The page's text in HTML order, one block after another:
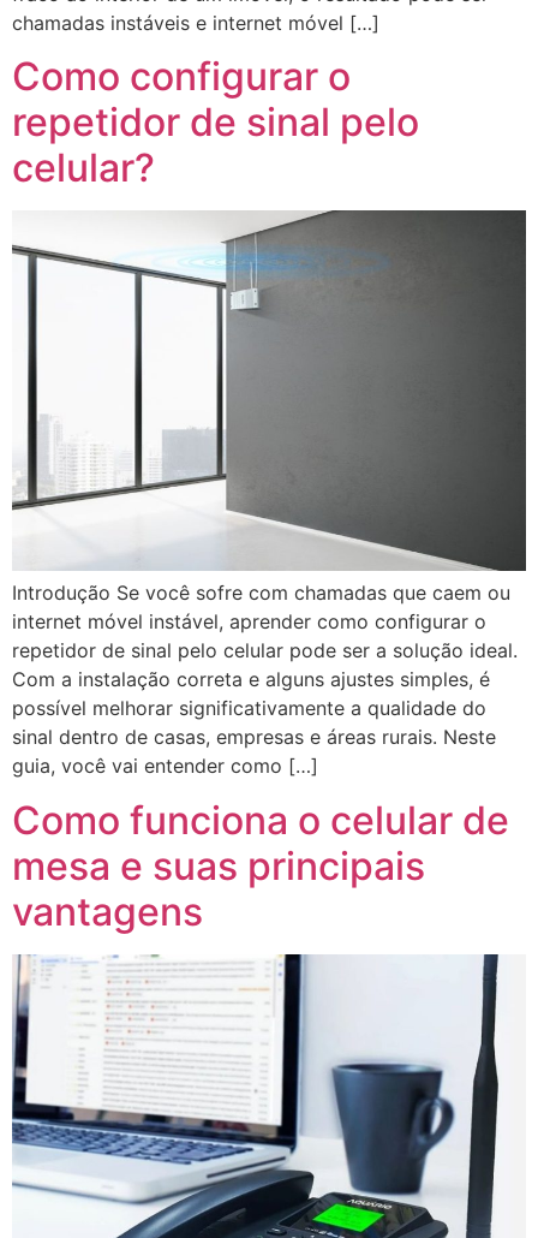
chamadas instáveis e internet móvel […]
Como configurar o
repetidor de sinal pelo
celular?
Introdução Se você sofre com chamadas que caem ou
internet móvel instável, aprender como configurar o
repetidor de sinal pelo celular pode ser a solução ideal.
Com a instalação correta e alguns ajustes simples, é
possível melhorar significativamente a qualidade do
sinal dentro de casas, empresas e áreas rurais. Neste
guia, você vai entender como […]
Como funciona o celular de
mesa e suas principais
vantagens